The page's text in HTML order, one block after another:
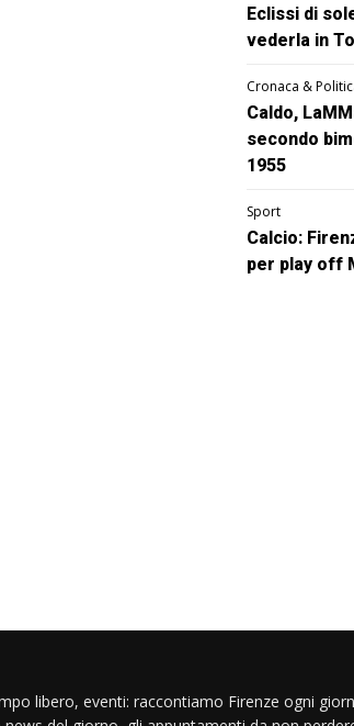
Eclissi di
vederla in
Cronaca &
Caldo,
secondo
1955
Sport
Calcio:
per play off
libero, eventi: raccontiamo Firenze ogni